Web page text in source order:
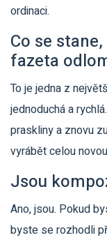
ordinaci.
Co se
fazeta
To je jedna z
jednoduchá a
praskliny a znovu
vyrábět celou
Jsou
Ano, jsou. Pokud
byste se rozhodli